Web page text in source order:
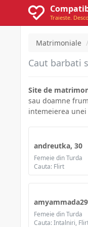
Traieste.
Matrimoniale
Caut barbati
Site de
sau doamne
intemeierea
andreutka, 30
Femeie din Turda
Cauta: Flirt
Femeie din Turda